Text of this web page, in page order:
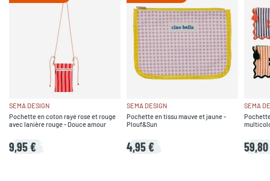
SEMA DESIGN
Pochette en coton rayé rose et rouge
avec lanière rouge - Douce amour
9,95 €
SEMA DESIGN
Pochette en tissu mauve et jaune -
Plouf&Sun
4,95 €
SEMA